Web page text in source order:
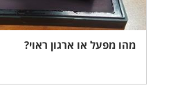
מהו מפעל או ארגון ראוי?